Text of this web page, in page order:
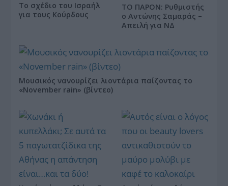
Το σχέδιο του Ισραήλ
για τους Κούρδους
ΤΟ ΠΑΡΟΝ: Ρυθμιστής
ο Αντώνης Σαμαράς –
Απειλή για ΝΔ
Μουσικός νανουρίζει λιοντάρια παίζοντας το
«November rain» (βίντεο)